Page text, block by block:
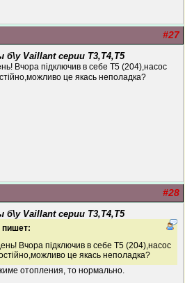
#27
б\у Vaillant серии Т3,Т4,Т5
Вчора підключив в себе Т5 (204),насос
це якась неполадка?
#28
б\у Vaillant серии Т3,Т4,Т5
пишет:
Вчора підключив в себе Т5 (204),насос
це якась неполадка?
отопления, то нормально.